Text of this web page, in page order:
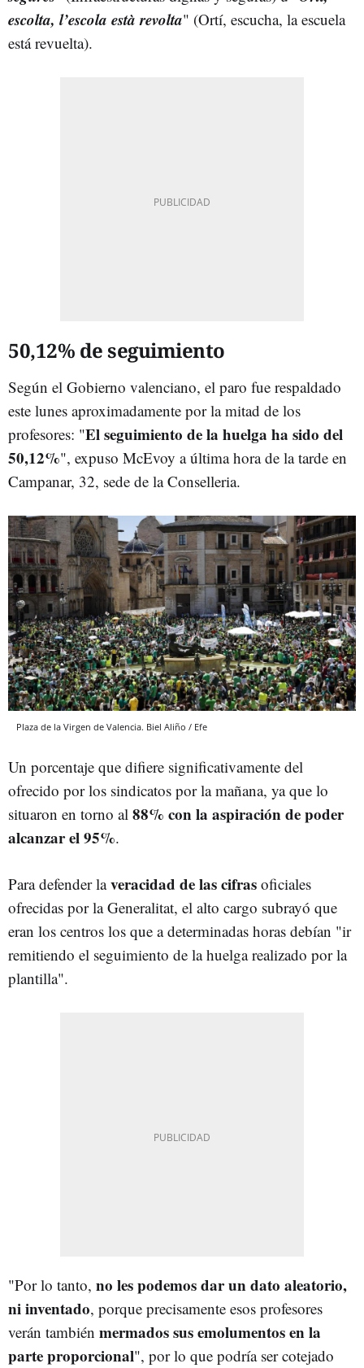
escolta, l’escola està revolta" (Ortí, escucha, la escuela
está revuelta).
50,12% de seguimiento
Según el Gobierno valenciano, el paro fue respaldado
este lunes aproximadamente por la mitad de los
profesores: "El seguimiento de la huelga ha sido del
50,12%", expuso McEvoy a última hora de la tarde en
Campanar, 32, sede de la Conselleria.
Plaza de la Virgen de Valencia. Biel Aliño / Efe
Un porcentaje que difiere significativamente del
ofrecido por los sindicatos por la mañana, ya que lo
situaron en torno al 88% con la aspiración de poder
alcanzar el 95%.
Para defender laveracidad de las cifras oficiales
ofrecidas por la Generalitat, el alto cargo subrayó que
eran los centros los que a determinadas horas debían "ir
remitiendo el seguimiento de la huelga realizado por la
plantilla".
"Por lo tanto, no les podemos dar un dato aleatorio,
ni inventado, porque precisamente esos profesores
verán también mermados sus emolumentos en la
parte proporcional", por lo que podría ser cotejado